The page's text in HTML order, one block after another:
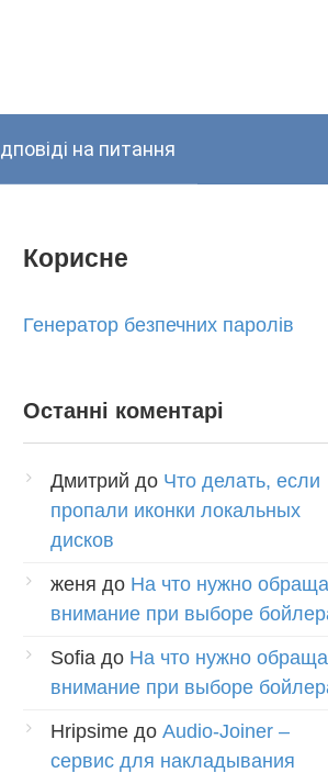
на питання
Корисне
Генератор безпечних паролів
Останні коментарі
Дмитрий до Что делать, если
пропали иконки локальных
дисков
женя до На что нужно
внимание при выборе
Sofia до На что нужно
внимание при выборе
Hripsime до Audio-Joiner –
сервис для накладывания